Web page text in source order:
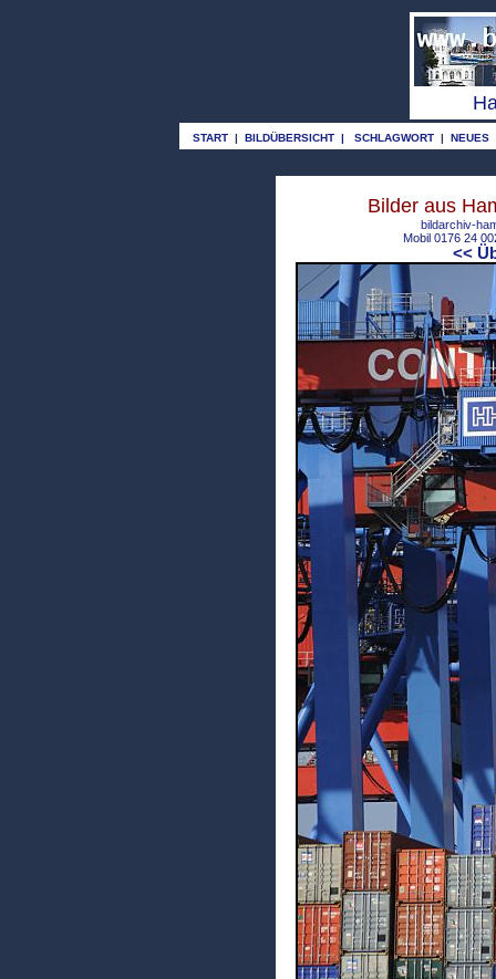
START | BILDÜBERSICHT | SCHLAGWORT | NEUES
Bilder aus
bildarchiv-
Mobil 0176 24
<<